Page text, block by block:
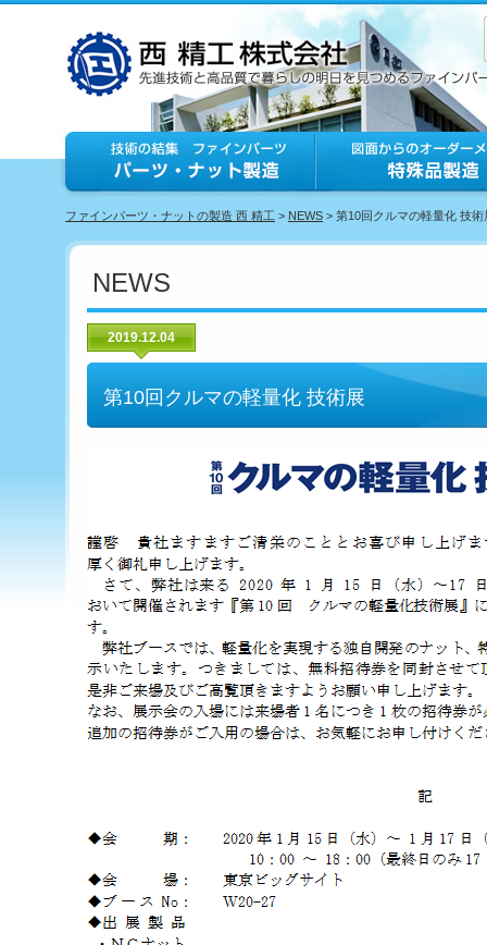
ファインパーツ・ナットの製造 西 精工 > NEWS > 第10回クルマの軽量化 技術
NEWS
2019.12.04
第10回クルマの軽量化 技術展